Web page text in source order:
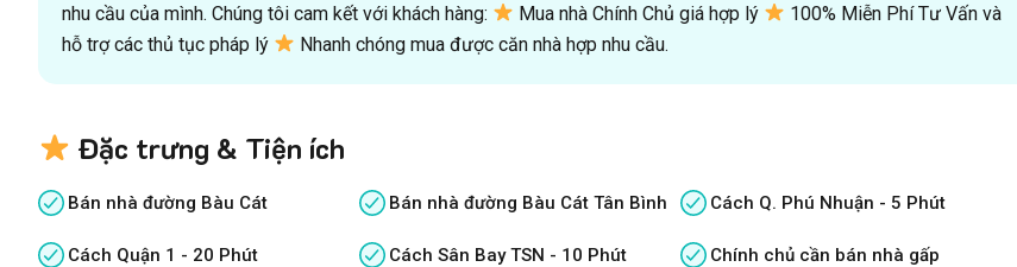
nhu cầu của mình. Chúng tôi cam kết với khách hàng:
Mua nhà Chính Chủ giá hợp lý
100% Miễn Phí Tư Vấn và
hỗ trợ các thủ tục pháp lý
Nhanh chóng mua được căn nhà hợp nhu cầu.
Đặc trưng & Tiện ích
Bán nhà đường Bàu Cát Bán nhà đường Bàu Cát Tân Bình Cách Q. Phú Nhuận - 5 Phút
Cách Quận 1 - 20 Phút Cách Sân Bay TSN - 10 Phút Chính chủ cần bán nhà gấp